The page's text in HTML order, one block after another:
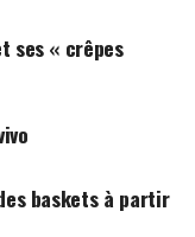
ses « crêpes
baskets à partir